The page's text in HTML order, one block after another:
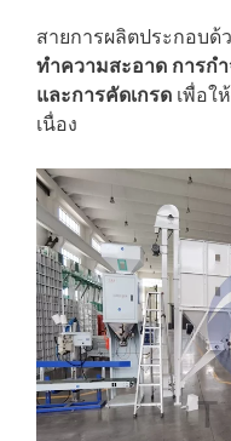
สายการผลิตประกอบ
ทำความสะอาด การก
และการคัดเกรด เพื่อใ
เนื่อง